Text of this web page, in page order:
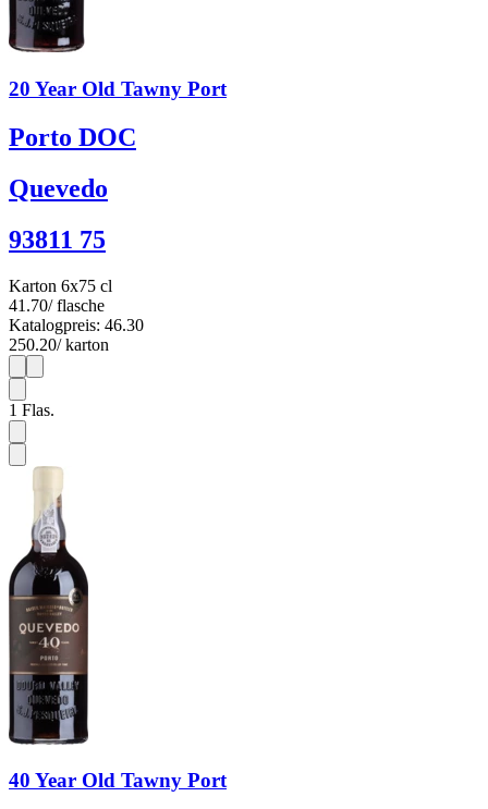
20 Year Old Tawny Port
Porto DOC
Quevedo
93811 75
Karton 6x75 cl
41.70/ flasche
Katalogpreis: 46.30
250.20/ karton
1
1 Flas.
40 Year Old Tawny Port